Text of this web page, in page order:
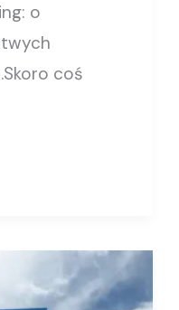
o
coś